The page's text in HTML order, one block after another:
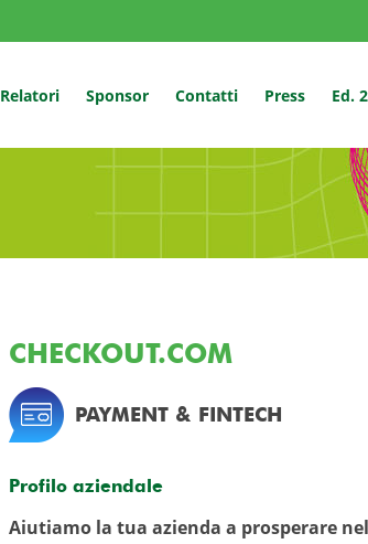
Relatori Sponsor Contatti Press Ed.
CHECKOUT.COM
PAYMENT & FINTECH
Profilo aziendale
Aiutiamo la tua azienda a prosperare